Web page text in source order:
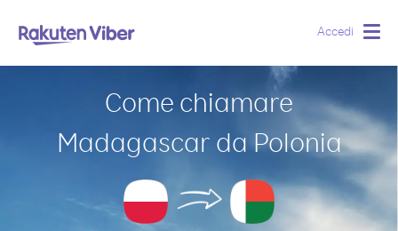
Accedi
Come chiamare
Madagascar da Polonia